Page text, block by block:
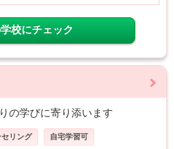
校にチェック
の学びに寄り添います
リング 自宅学習可